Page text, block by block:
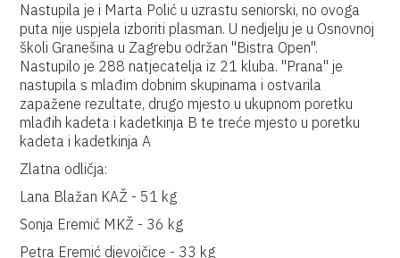
Nastupila je i Marta Polić u uzrastu seniorski, no ovoga
puta nije uspjela izboriti plasman. U nedjelju je u Osnovnoj
školi Granešina u Zagrebu održan "Bistra Open".
Nastupilo je 288 natjecatelja iz 21 kluba. "Prana" je
nastupila s mlađim dobnim skupinama i ostvarila
zapažene rezultate, drugo mjesto u ukupnom poretku
mlađih kadeta i kadetkinja B te treće mjesto u poretku
kadeta i kadetkinja A
Zlatna odličja:
Lana Blažan KAŽ - 51 kg
Sonja Eremić MKŽ - 36 kg
Petra Eremić djevojčice - 33 kg